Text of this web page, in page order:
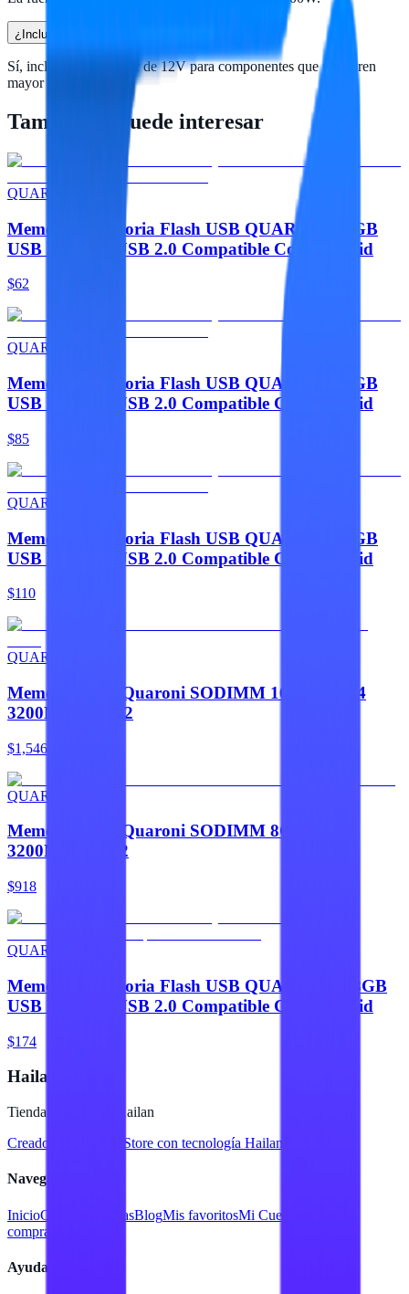
¿Incluye conector para componentes de 12V?
Sí, incluye un conector de 12V para componentes que requieren
mayor energía.
También te puede interesar
QUARONI
Memorias Memoria Flash USB QUARONI 16GB
USB Metalica USB 2.0 Compatible Con Android
$62
QUARONI
Memorias Memoria Flash USB QUARONI 32GB
USB Metalica USB 2.0 Compatible Con Android
$85
QUARONI
Memorias Memoria Flash USB QUARONI 64GB
USB Metalica USB 2.0 Compatible Con Android
$110
QUARONI
Memoria Ram Quaroni SODIMM 16GB DDR4
3200MHZ CL22
$1,546
QUARONI
Memoria Ram Quaroni SODIMM 8GB DDR4
3200MHz CL22
$918
QUARONI
Memorias Memoria Flash USB QUARONI 128GB
USB Metalica USB 2.0 Compatible Con Android
$174
Hailan Store
Tienda en línea de Hailan
Creado para
Hailan Store con tecnología Hailan ERP
Navegación
InicioCatálogo MarcasBlogMis favoritosMi Cuenta
compra
Ayuda